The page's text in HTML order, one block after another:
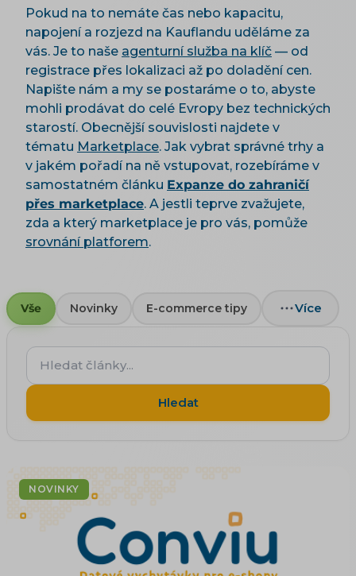
Pokud na to nemáte čas nebo kapacitu,
napojení a rozjezd na Kauflandu uděláme za
vás. Je to naše agenturní služba na klíč — od
registrace přes lokalizaci až po doladění cen.
Napište nám a my se postaráme o to, abyste
mohli prodávat do celé Evropy bez technických
starostí. Obecnější souvislosti najdete v
tématu Marketplace. Jak vybrat správné trhy a
v jakém pořadí na ně vstupovat, rozebíráme v
samostatném článku Expanze do zahraničí
přes marketplace. A jestli teprve zvažujete,
zda a který marketplace je pro vás, pomůže
srovnání platforem.
Vše Novinky E-commerce tipy Více
Hledat
články...
Hledat
NOVINKY